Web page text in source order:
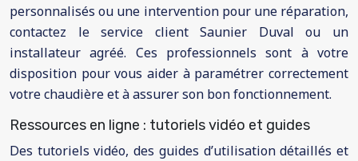
personnalisés ou une intervention pour une réparation,
contactez le service client Saunier Duval ou un
installateur agréé. Ces professionnels sont à votre
disposition pour vous aider à paramétrer correctement
votre chaudière et à assurer son bon fonctionnement.
Ressources en ligne : tutoriels vidéo et guides
Des tutoriels vidéo, des guides d’utilisation détaillés et